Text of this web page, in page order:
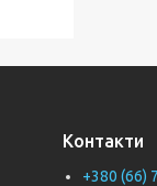
Контакти
+380 (66)